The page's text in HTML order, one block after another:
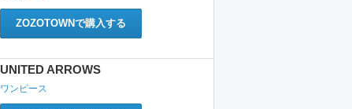
ZOZOTOWNで購入する
UNITED ARROWS
ワンピース